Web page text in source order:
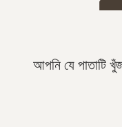
আপনি যে পাতাটি